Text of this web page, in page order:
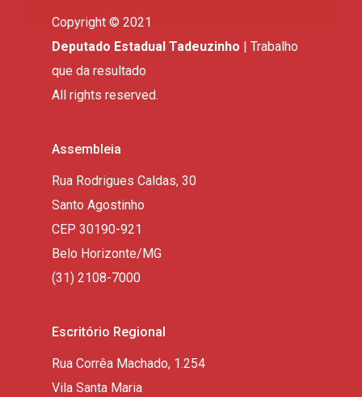
Copyright © 2021
Deputado Estadual Tadeuzinho | Trabalho
que da resultado
All rights reserved.
Assembleia
Rua Rodrigues Caldas, 30
Santo Agostinho
CEP 30190-921
Belo Horizonte/MG
(31) 2108-7000
Escritório Regional
Rua Corrêa Machado, 1.254
Vila Santa Maria